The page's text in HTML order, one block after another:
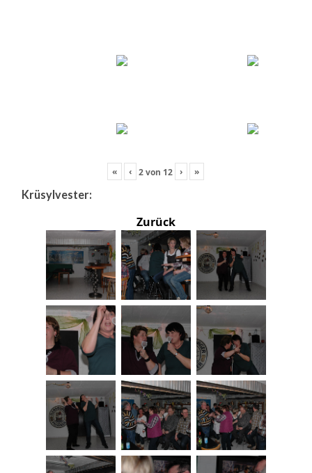
« ‹ 2von 12 › »
Krüsylvester:
Zurück